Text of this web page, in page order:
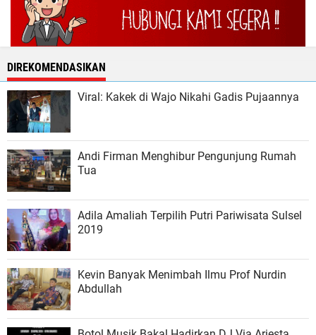
DIREKOMENDASIKAN
Viral: Kakek di Wajo Nikahi Gadis Pujaannya
Andi Firman Menghibur Pengunjung Rumah
Tua
Adila Amaliah Terpilih Putri Pariwisata Sulsel
2019
Kevin Banyak Menimbah Ilmu Prof Nurdin
Abdullah